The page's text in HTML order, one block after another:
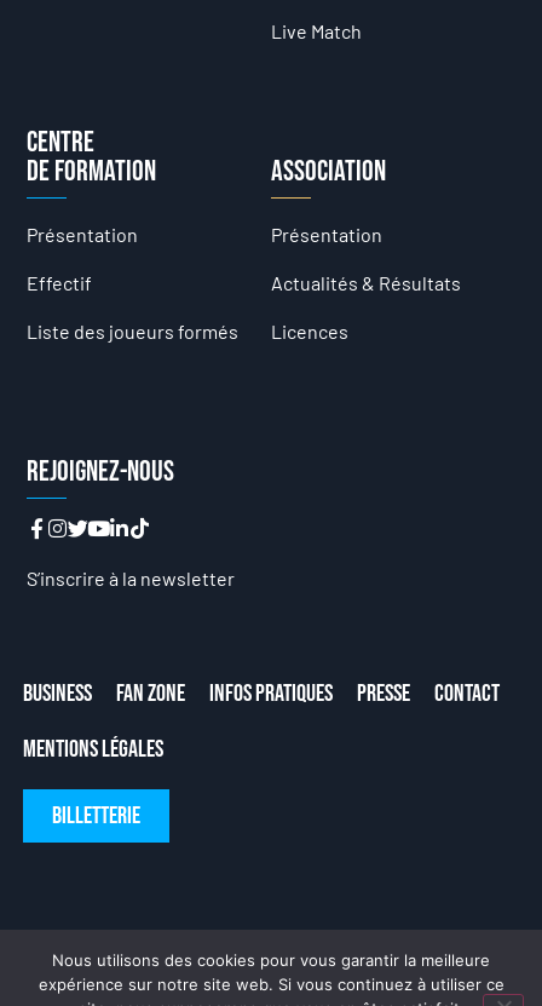
Live Match
Centre
de formation
Présentation
Effectif
Liste des joueurs formés
Association
Présentation
Actualités & Résultats
Licences
Rejoignez-nous
S’inscrire à la newsletter
Business Fan Zone Infos Pratiques Presse
Contact
Mentions Légales
Billetterie
Nous utilisons des cookies pour vous garantir la meilleure
expérience sur notre site web. Si vous continuez à utiliser ce